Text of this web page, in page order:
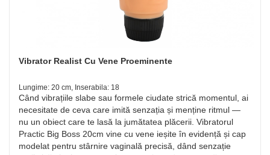
Vibrator Realist Cu Vene Proeminente
Lungime: 20 cm, Inserabila: 18
Când vibrațiile slabe sau formele ciudate strică momentul, ai
necesitate de ceva care imită senzația și menține ritmul —
nu un obiect care te lasă la jumătatea plăcerii. Vibratorul
Practic Big Boss 20cm vine cu vene ieșite în evidență și cap
modelat pentru stârnire vaginală precisă, dând senzație